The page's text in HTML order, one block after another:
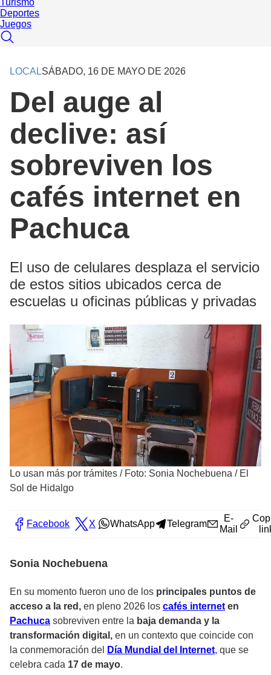
Turismo
Deportes
Juegos
LOCALSÁBADO, 16 DE MAYO DE 2026
Del auge al
declive: así
sobreviven los
cafés internet en
Pachuca
El uso de celulares desplaza el servicio
de estos sitios ubicados cerca de
escuelas u oficinas públicas y privadas
Lo usan más por trámites / Foto: Sonia Nochebuena / El
Sol de Hidalgo
Facebook X WhatsApp Telegram
E-
Mail
Sonia Nochebuena
En su momento fueron uno de los principales puntos de
acceso a la red, en pleno 2026 los cafés internet en
Pachuca sobreviven entre la baja demanda y la
transformación digital, en un contexto que coincide con
la conmemoración del
Día Mundial del Internet, que se
celebra cada 17 de mayo.